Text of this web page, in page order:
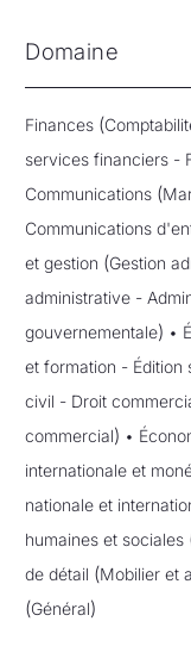
Domaine
Finances (
services financiers -
Communications (
Communications
et gestion (Gestion
administrative -
gouvernementale) •
et formation - Édition
civil - Droit
commercial) •
internationale et
nationale et
humaines et sociales
de détail (Mobilier et
(Général)